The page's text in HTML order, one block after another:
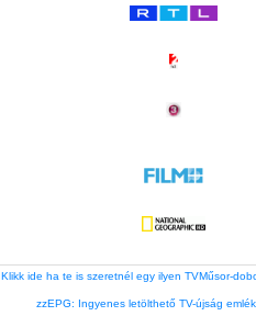
Klikk ide ha te is szeretnél egy ilyen TVMűsor-
zzEPG: Ingyenes letölthető TV-újság